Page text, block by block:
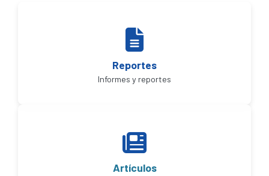
Reportes
Informes y reportes
Artículos